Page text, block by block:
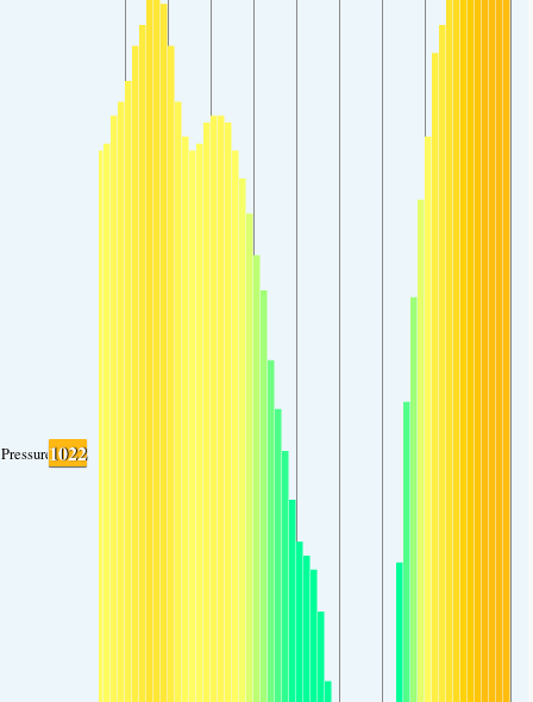
Pressure1022